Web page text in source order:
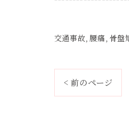
交通事故 腰痛 骨盤
< 前のページ